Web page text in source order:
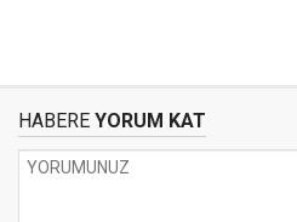
HABERE YORUM KAT